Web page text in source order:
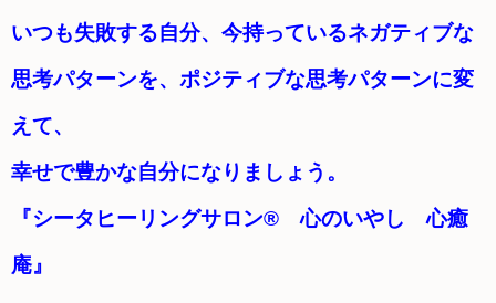
いつも失敗する自分、今持っているネガティブな
思考パターンを、ポジティブな思考パターンに変
えて、
幸せで豊かな自分になりましょう。
『シータヒーリングサロン® 心のいやし 心癒
庵』